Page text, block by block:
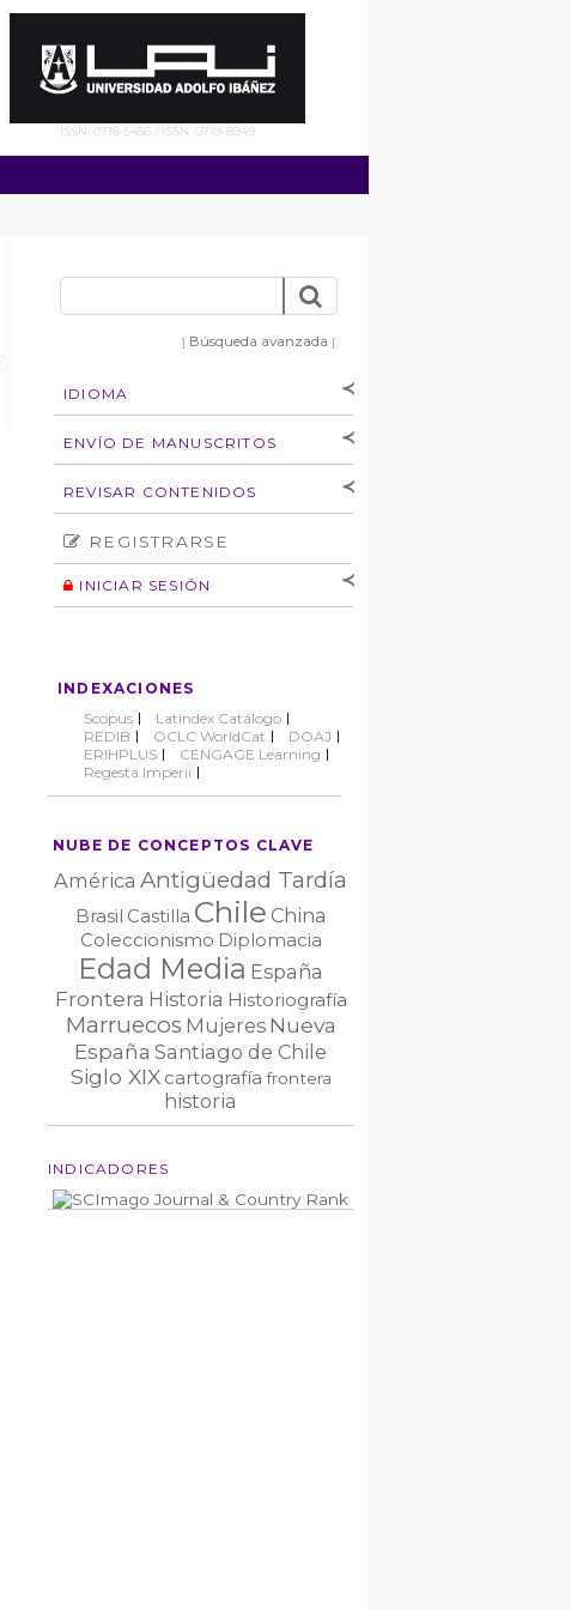
ISSN: 0718-5456 / ISSN: 0719-8949
] Búsqueda avanzada [
IDIOMA
[Español ] [English]
ENVÍO DE MANUSCRITOS
autores
Derechos de autoría
Normas éticas
REVISAR CONTENIDOS
Número
Autor
REGISTRARSE
INICIAR SESIÓN
INDEXACIONES
Scopus
Latindex Catálogo
REDIB
OCLC WorldCat
DOAJ
ERIHPLUS
CENGAGE Learning
Regesta Imperii
NUBE DE CONCEPTOS CLAVE
América Antigüedad Tardía
Brasil Castilla Chile China
Coleccionismo Diplomacia
Edad Media España
Frontera Historia Historiografía
Marruecos Mujeres Nueva
España Santiago de Chile
Siglo XIX cartografía frontera
historia
INDICADORES